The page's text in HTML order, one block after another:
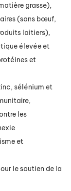
grasse),
(sans bœuf,
laitiers),
élevée et
et
sélénium et
les
et
le soutien de la